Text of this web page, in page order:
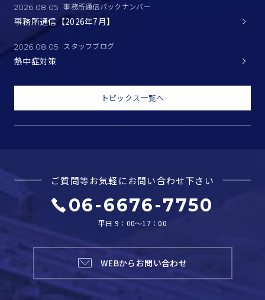
2026.08.05 事務所通信バックナンバー
事務所通信【2026年7月】
2026.08.05 スタッフブログ
熱中症対策
トピックス一覧へ
ご質問等お気軽にお問い合わせ下さい
06-6676-7750
平日 9：00～17：00
WEBからお問い合わせ